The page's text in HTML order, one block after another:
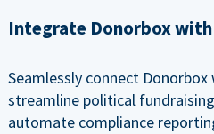
Integrate Donorbox
Seamlessly connect
streamline political
automate compliance